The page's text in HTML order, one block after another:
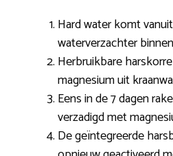
Hard water komt
waterverzachter
Herbruikbare
magnesium uit
Eens in de 7 dagen
verzadigd met
De geïntegreerde